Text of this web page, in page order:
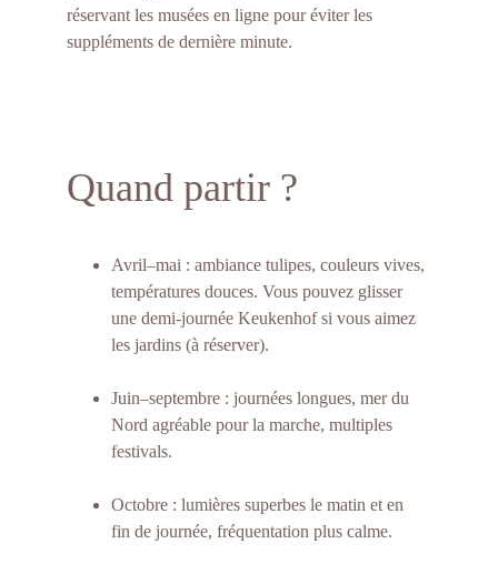
réservant les musées en ligne pour éviter les
suppléments de dernière minute.
Quand partir ?
Avril–mai : ambiance tulipes, couleurs vives,
températures douces. Vous pouvez glisser
une demi-journée Keukenhof si vous aimez
les jardins (à réserver).
Juin–septembre : journées longues, mer du
Nord agréable pour la marche, multiples
festivals.
Octobre : lumières superbes le matin et en
fin de journée, fréquentation plus calme.